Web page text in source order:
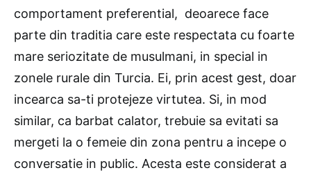
comportament preferential, deoarece face
parte din traditia care este respectata cu foarte
mare seriozitate de musulmani, in special in
zonele rurale din Turcia. Ei, prin acest gest, doar
incearca sa-ti protejeze virtutea. Si, in mod
similar, ca barbat calator, trebuie sa evitati sa
mergeti la o femeie din zona pentru a incepe o
conversatie in public. Acesta este considerat a